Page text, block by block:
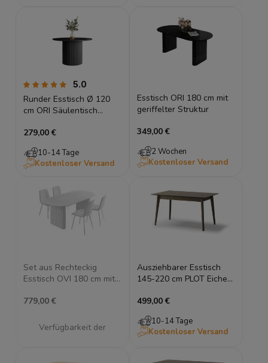
5.0
Runder Esstisch Ø 120
cm ORI Säulentisch
279,00 €
10-14 Tage
Kostenloser Versand
Esstisch ORI 180 cm mit
geriffelter Struktur
349,00 €
2 Wochen
Kostenloser Versand
Set aus Rechteckig
Esstisch OVI 180 cm mit
Stühlen
779,00 €
Verfügbarkeit der
Ausziehbarer Esstisch
145-220 cm PLOT Eiche
Esszimmertisch
499,00 €
10-14 Tage
Kostenloser Versand